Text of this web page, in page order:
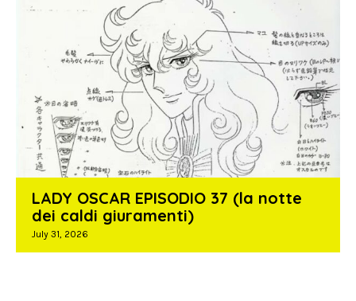
LADY OSCAR EPISODIO 37 (la notte
dei caldi giuramenti)
July 31, 2026